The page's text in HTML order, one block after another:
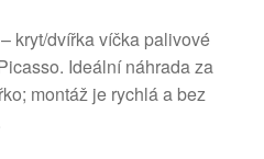
kryt/dvířka víčka palivové
Ideální náhrada za
montáž je rychlá a bez